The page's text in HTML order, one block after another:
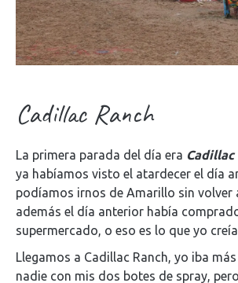
Cadillac Ranch
La primera parada del día era Cadillac
ya habíamos visto el atardecer el día
podíamos irnos de Amarillo sin volver
además el día anterior había
supermercado, o eso es lo que yo
Llegamos a Cadillac Ranch, yo iba
nadie con mis dos botes de spray,